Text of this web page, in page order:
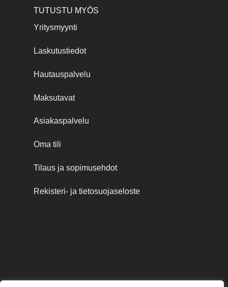
TUTUSTU MYÖS
Yritysmyynti
Laskutustiedot
Hautauspalvelu
Maksutavat
Asiakaspalvelu
Oma tili
Tilaus ja sopimusehdot
Rekisteri- ja tietosuojaseloste